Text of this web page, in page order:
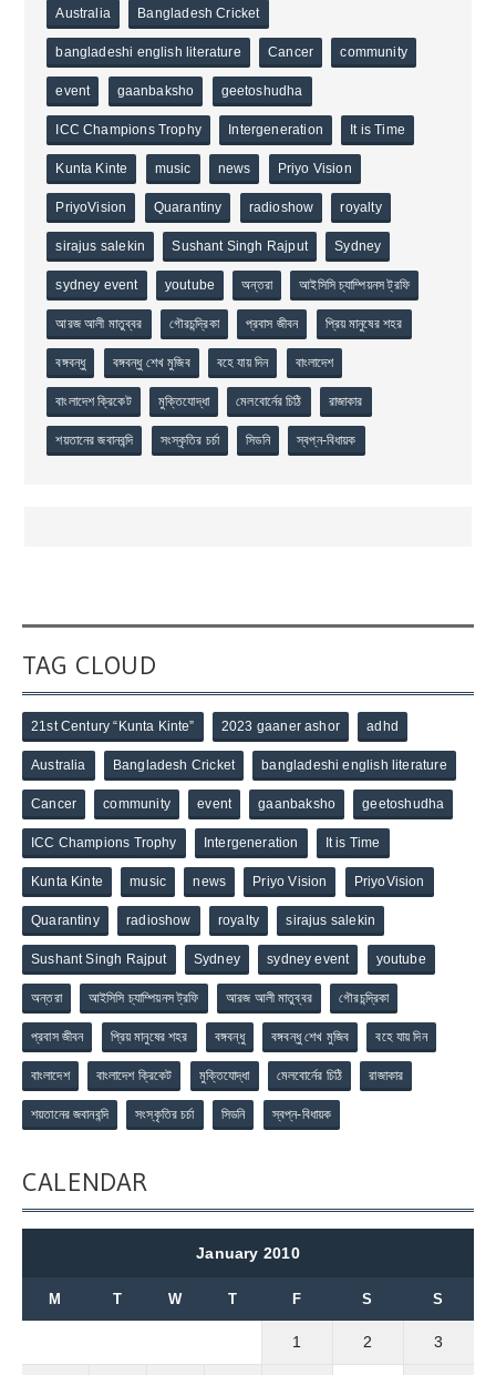
Australia Bangladesh Cricket
bangladeshi english literature Cancer community
event gaanbaksho geetoshudha
ICC Champions Trophy Intergeneration It is Time
Kunta Kinte music news Priyo Vision
PriyoVision Quarantiny radioshow royalty
sirajus salekin Sushant Singh Rajput Sydney
sydney event youtube অন্তরা আইসিসি চ্যাম্পিয়নস ট্রফি
আরজ আলী মাতুব্বর গৌরচন্দ্রিকা প্রবাস জীবন প্রিয় মানুষের শহর
বঙ্গবন্ধু বঙ্গবন্ধু শেখ মুজিব বহে যায় দিন বাংলাদেশ
বাংলাদেশ ক্রিকেট মুক্তিযোদ্ধা মেলবোর্নের চিঠি রাজাকার
শয়তানের জবানবন্দি সংস্কৃতির চর্চা সিডনি স্বপ্ন-বিধায়ক
TAG CLOUD
21st Century “Kunta Kinte” 2023 gaaner ashor adhd
Australia Bangladesh Cricket bangladeshi english literature
Cancer community event gaanbaksho geetoshudha
ICC Champions Trophy Intergeneration It is Time
Kunta Kinte music news Priyo Vision PriyoVision
Quarantiny radioshow royalty sirajus salekin
Sushant Singh Rajput Sydney sydney event youtube
অন্তরা আইসিসি চ্যাম্পিয়নস ট্রফি আরজ আলী মাতুব্বর গৌরচন্দ্রিকা
প্রবাস জীবন প্রিয় মানুষের শহর বঙ্গবন্ধু বঙ্গবন্ধু শেখ মুজিব বহে যায় দিন
বাংলাদেশ বাংলাদেশ ক্রিকেট মুক্তিযোদ্ধা মেলবোর্নের চিঠি রাজাকার
শয়তানের জবানবন্দি সংস্কৃতির চর্চা সিডনি স্বপ্ন-বিধায়ক
CALENDAR
January 2010
M T W T F S S
1 2 3